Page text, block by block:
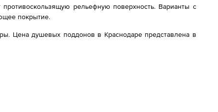
рельефную поверхность. Варианты с
покрытие.
Цена душевых поддонов в Краснодаре представлена в